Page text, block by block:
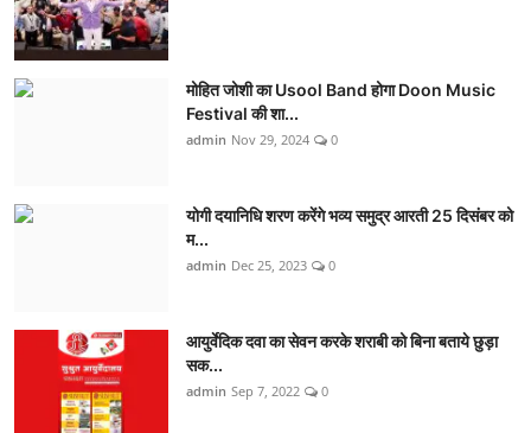
मोहित जोशी का Usool Band होगा Doon Music
Festival की शा...
admin Nov 29, 2024 0
योगी दयानिधि शरण करेंगे भव्य समुद्र आरती 25 दिसंबर को
म...
admin Dec 25, 2023 0
आयुर्वेदिक दवा का सेवन करके शराबी को बिना बताये छुड़ा
सक...
admin Sep 7, 2022 0